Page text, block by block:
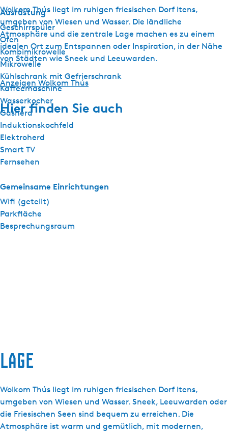
Ausrüstung
Geschirrspüler
Ofen
Kombimikrowelle
Mikrowelle
Kühlschrank mit Gefrierschrank
Kaffeemaschine
Wasserkocher
Gasherd
Induktionskochfeld
Elektroherd
Smart TV
Fernsehen
Gemeinsame Einrichtungen
Wifi (geteilt)
Parkfläche
Besprechungsraum
Wolkom Thús liegt im ruhigen friesischen Dorf Itens,
umgeben von Wiesen und Wasser. Die ländliche
Atmosphäre und die zentrale Lage machen es zu einem
idealen Ort zum Entspannen oder Inspiration, in der Nähe
von Städten wie Sneek und Leeuwarden.
Anzeigen Wolkom Thús
Hier finden Sie auch
Lage
Wolkom Thús liegt im ruhigen friesischen Dorf Itens,
umgeben von Wiesen und Wasser. Sneek, Leeuwarden oder
die Friesischen Seen sind bequem zu erreichen. Die
Atmosphäre ist warm und gemütlich, mit modernen,